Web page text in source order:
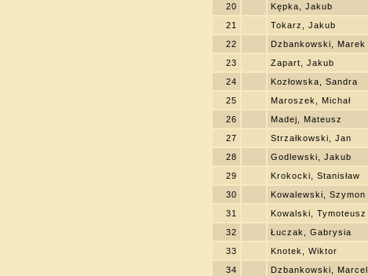
20
Kępka, Jakub
21
Tokarz, Jakub
22
Dzbankowski, Marek
23
Zapart, Jakub
24
Kozłowska, Sandra
25
Maroszek, Michał
26
Madej, Mateusz
27
Strzałkowski, Jan
28
Godlewski, Jakub
29
Krokocki, Stanisław
30
Kowalewski, Szymon
31
Kowalski, Tymoteusz
32
Łuczak, Gabrysia
33
Knotek, Wiktor
34
Dzbankowski, Marcel